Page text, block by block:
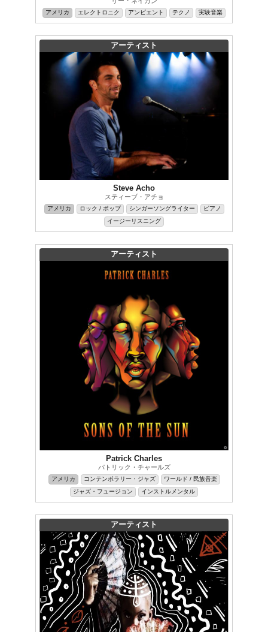
アメリカ エレクトロニク アンビエント テクノ 実験音楽
アーティスト
Steve Acho
スティーブ・アチョ
アメリカ ロック / ポップ シンガーソングライター
ピアノ
イージーリスニング
アーティスト
Patrick Charles
パトリック・チャールズ
アメリカ コンテンポラリー・ジャズ
ワールド / 民族音楽
ジャズ・フュージョン
インストルメンタル
アーティスト